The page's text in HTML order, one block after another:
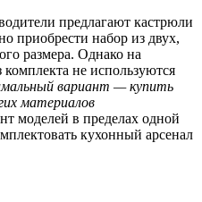
предлагают кастрюли
приобрести набор из двух,
размера. Однако на
не используются
вариант — купить
материалов
моделей в пределах одной
кухонный арсенал